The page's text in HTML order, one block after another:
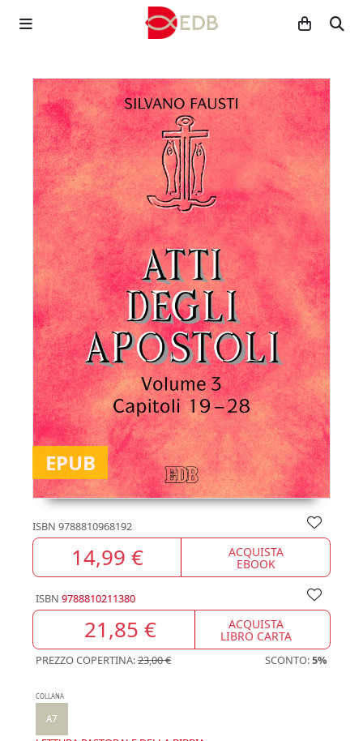
EPUB
ISBN 9788810968192
14,99 € ACQUISTA
EBOOK
ISBN 9788810211380
21,85 € ACQUISTA
LIBRO CARTA
PREZZO COPERTINA:23,00 € SCONTO:5%
COLLANA
A7